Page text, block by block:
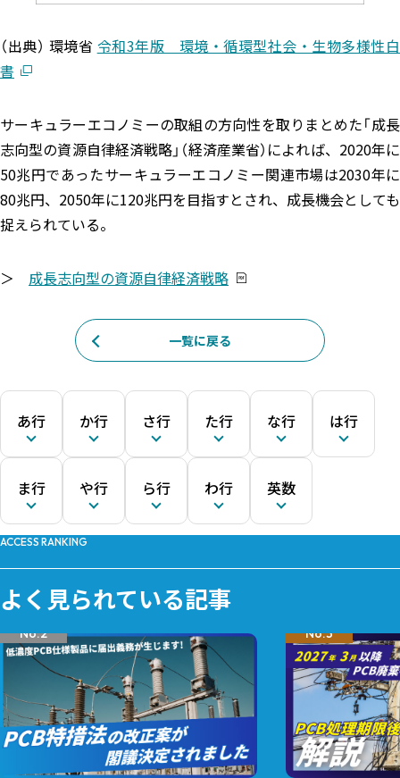
（出典） 環境省 令和3年版 環境・循環型社会・生物多様性白
書
サーキュラーエコノミーの取組の方向性を取りまとめた「成長
志向型の資源自律経済戦略」（経済産業省）によれば、2020年に
50兆円であったサーキュラーエコノミー関連市場は2030年に
80兆円、2050年に120兆円を目指すとされ、成長機会としても
捉えられている。
＞ 成長志向型の資源自律経済戦略
一覧に戻る
あ行 か行 さ行 た行 な行 は行
ま行 や行 ら行 わ行 英数
ACCESS RANKING
よく見られている記事
No.2 No.3